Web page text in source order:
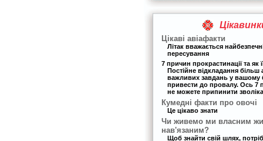
Цікаві авіафакти
Літак вважається
пересування
7 причин прокрастинації та як
Постійне відкладання
важливих завдань у вашому
привести до провалу. Ось 7
не можете припинити
Кумедні факти про овочі
Це цікаво знати
Чи живемо ми власним
нав'язаним?
Щоб знайти свій шлях,